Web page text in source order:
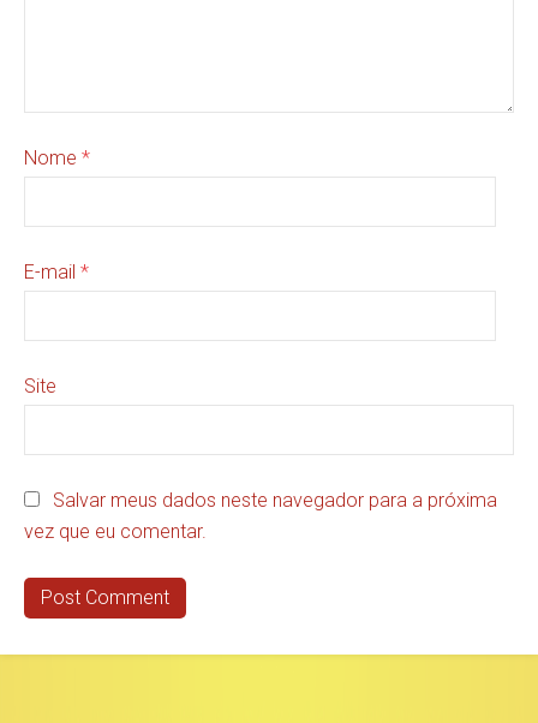
Nome *
E-mail *
Site
Salvar meus dados neste navegador para a próxima
vez que eu comentar.